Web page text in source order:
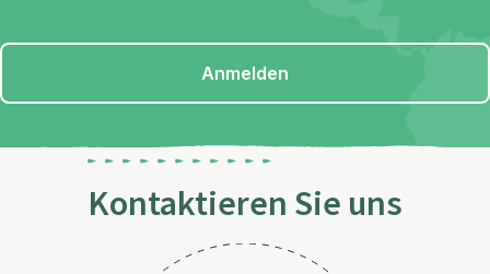
Anmelden
Kontaktieren Sie uns